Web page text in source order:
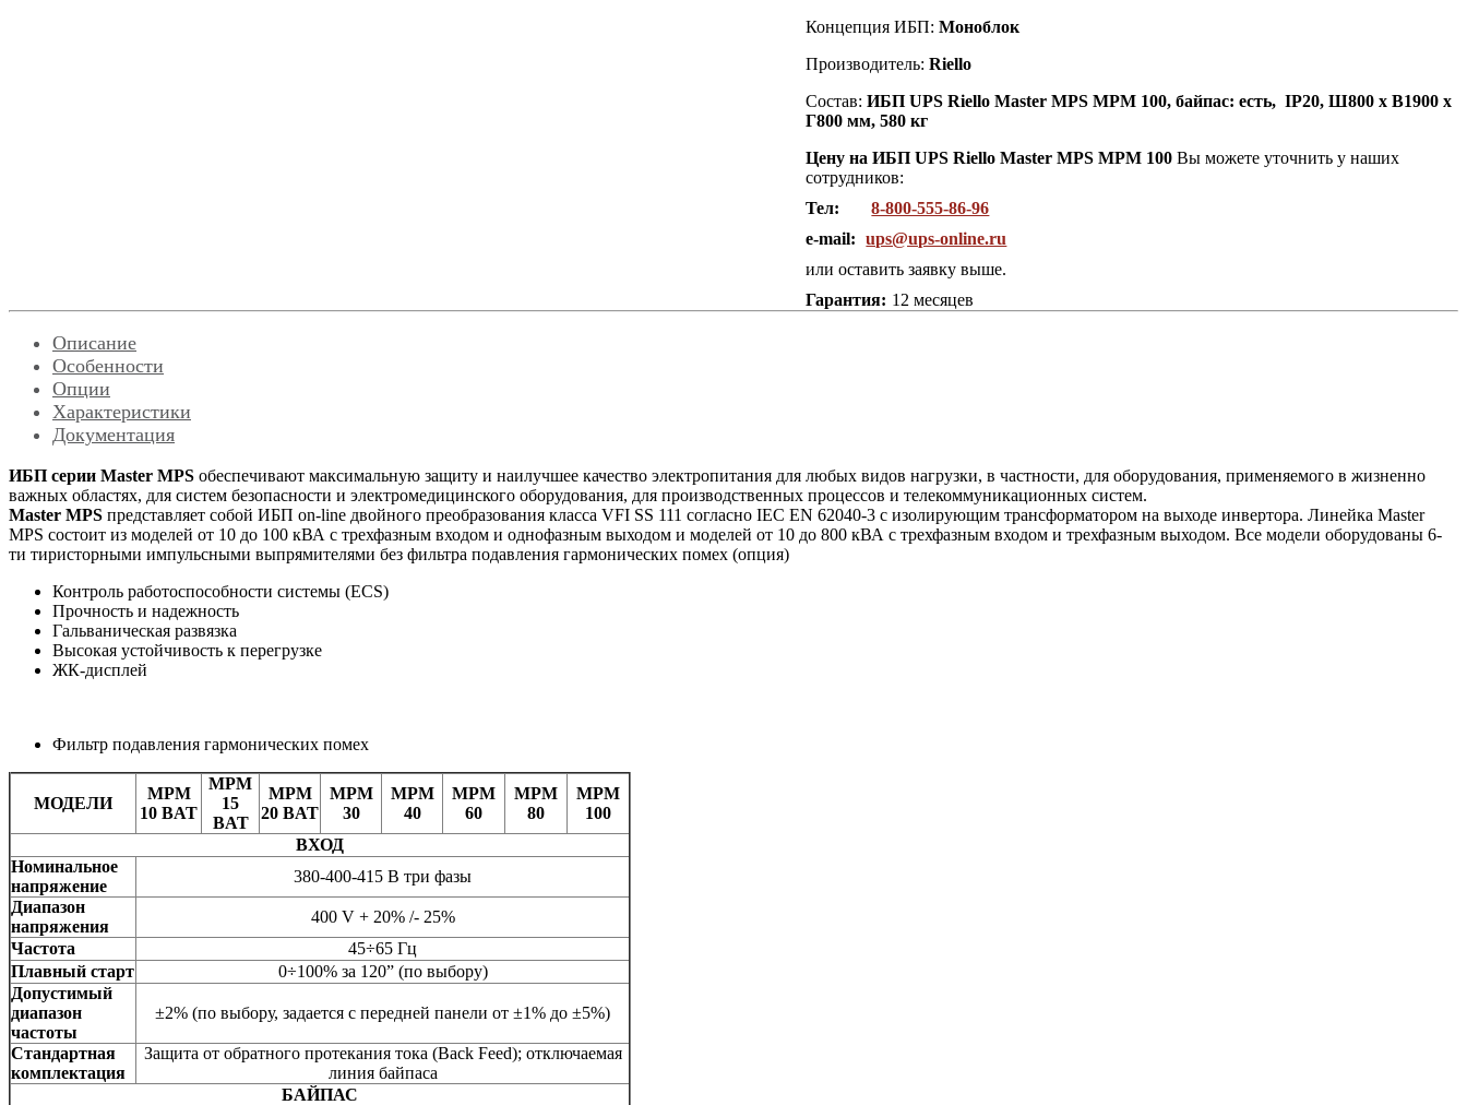
Концепция ИБП:Моноблок
Производитель:Riello
Состав:ИБП UPS Riello Master MPS MPM 100, байпас: есть, IP20, Ш800 х В1900 х
Г800 мм, 580 кг
Цену на ИБП UPS Riello Master MPS MPM 100Вы можете уточнить у наших
сотрудников:
Тел:
8-800-555-86-96
e-mail:
ups@ups-online.ru
или оставить заявку выше.
Гарантия: 12 месяцев
Описание
Особенности
Опции
Характеристики
Документация
ИБП серии Master MPS обеспечивают максимальную защиту и наилучшее качество электропитания для любых видов нагрузки, в частности, для оборудования, применяемого в жизненно
важных областях, для систем безопасности и электромедицинского оборудования, для производственных процессов и телекоммуникационных систем.
Master MPS представляет собой ИБП on-line двойного преобразования класса VFI SS 111 согласно IEC EN 62040-3 с изолирующим трансформатором на выходе инвертора. Линейка Master
MPS состоит из моделей от 10 до 100 кВА с трехфазным входом и однофазным выходом и моделей от 10 до 800 кВА с трехфазным входом и трехфазным выходом. Все модели оборудованы 6-
ти тиристорными импульсными выпрямителями без фильтра подавления гармонических помех (опция)
Контроль работоспособности системы (ECS)
Прочность и надежность
Гальваническая развязка
Высокая устойчивость к перегрузке
ЖК-дисплей
Фильтр подавления гармонических помех
МОДЕЛИ
MPM
10 BAT
MPM
15
BAT
MPM
20 BAT
MPM
30
MPM
40
MPM
60
MPM
80
MPM
100
ВХОД
Номинальное
напряжение
380-400-415 В три фазы
Диапазон
напряжения
400 V + 20% /- 25%
Частота
45÷65 Гц
Плавный старт
0÷100% за 120” (по выбору)
Допустимый
диапазон
частоты
±2% (по выбору, задается с передней панели от ±1% до ±5%)
Стандартная
комплектация
Защита от обратного протекания тока (Back Feed); отключаемая
линия байпаса
БАЙПАС